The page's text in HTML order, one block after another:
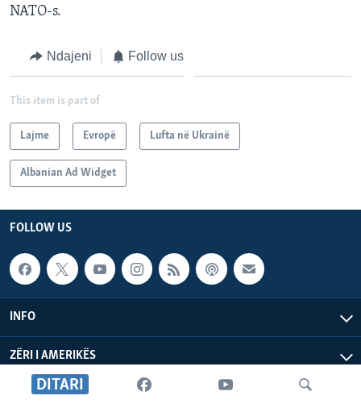
DITARI
NATO-s.
Ndajeni Follow us
This item is part of
Lajme Evropë Lufta në Ukrainë
Albanian Ad Widget
FOLLOW US
INFO
ZËRI I AMERIKËS